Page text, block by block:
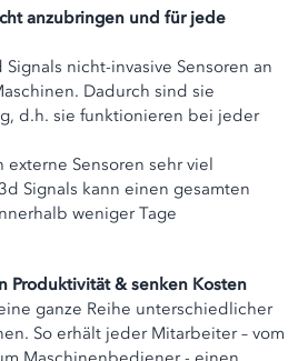
anzubringen und für jede
nicht-invasive Sensoren an
Dadurch sind sie
d.h. sie funktionieren bei jeder
Sensoren sehr viel
Signals kann einen gesamten
weniger Tage
Produktivität & senken Kosten
ganze Reihe unterschiedlicher
So erhält jeder Mitarbeiter – vom